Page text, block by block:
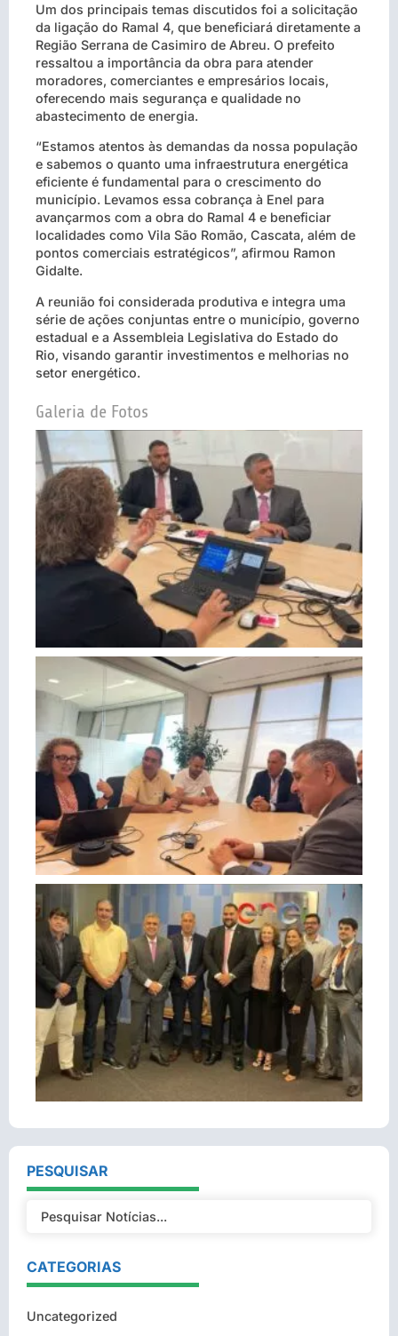
Um dos principais temas discutidos foi a solicitação
da ligação do Ramal 4, que beneficiará diretamente a
Região Serrana de Casimiro de Abreu. O prefeito
ressaltou a importância da obra para atender
moradores, comerciantes e empresários locais,
oferecendo mais segurança e qualidade no
abastecimento de energia.
“Estamos atentos às demandas da nossa população
e sabemos o quanto uma infraestrutura energética
eficiente é fundamental para o crescimento do
município. Levamos essa cobrança à Enel para
avançarmos com a obra do Ramal 4 e beneficiar
localidades como Vila São Romão, Cascata, além de
pontos comerciais estratégicos”, afirmou Ramon
Gidalte.
A reunião foi considerada produtiva e integra uma
série de ações conjuntas entre o município, governo
estadual e a Assembleia Legislativa do Estado do
Rio, visando garantir investimentos e melhorias no
setor energético.
Galeria de Fotos
PESQUISAR
CATEGORIAS
Uncategorized